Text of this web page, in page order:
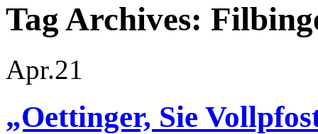
Tag Archives:
Apr.21
„Oettinger, Sie